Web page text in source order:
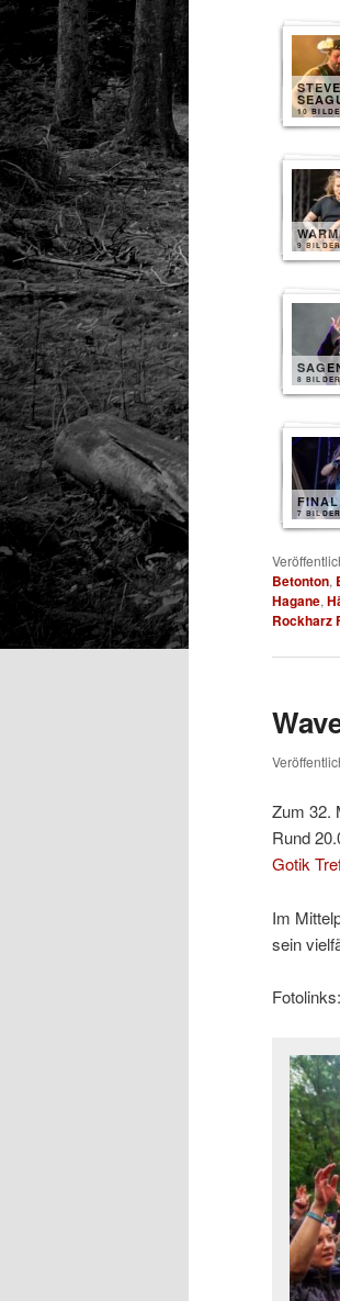
10
9 BILDER
8 BILDER
7 BILDER
Betonton,
Hagane,
Rockharz
Zum 32.
Rund
Gotik
Im
sein
Fotolinks: